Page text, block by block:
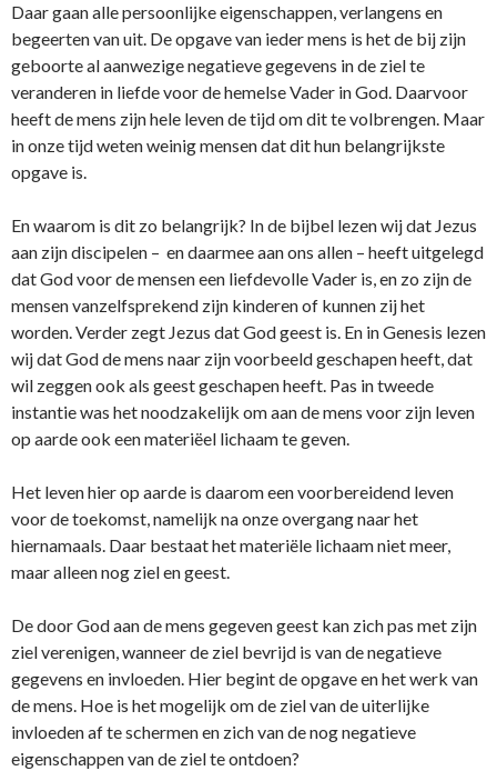
Daar gaan alle persoonlijke eigenschappen, verlangens en
begeerten van uit. De opgave van ieder mens is het de bij zijn
geboorte al aanwezige negatieve gegevens in de ziel te
veranderen in liefde voor de hemelse Vader in God. Daarvoor
heeft de mens zijn hele leven de tijd om dit te volbrengen. Maar
in onze tijd weten weinig mensen dat dit hun belangrijkste
opgave is.
En waarom is dit zo belangrijk? In de bijbel lezen wij dat Jezus
aan zijn discipelen – en daarmee aan ons allen – heeft uitgelegd
dat God voor de mensen een liefdevolle Vader is, en zo zijn de
mensen vanzelfsprekend zijn kinderen of kunnen zij het
worden. Verder zegt Jezus dat God geest is. En in Genesis lezen
wij dat God de mens naar zijn voorbeeld geschapen heeft, dat
wil zeggen ook als geest geschapen heeft. Pas in tweede
instantie was het noodzakelijk om aan de mens voor zijn leven
op aarde ook een materiëel lichaam te geven.
Het leven hier op aarde is daarom een voorbereidend leven
voor de toekomst, namelijk na onze overgang naar het
hiernamaals. Daar bestaat het materiële lichaam niet meer,
maar alleen nog ziel en geest.
De door God aan de mens gegeven geest kan zich pas met zijn
ziel verenigen, wanneer de ziel bevrijd is van de negatieve
gegevens en invloeden. Hier begint de opgave en het werk van
de mens. Hoe is het mogelijk om de ziel van de uiterlijke
invloeden af te schermen en zich van de nog negatieve
eigenschappen van de ziel te ontdoen?